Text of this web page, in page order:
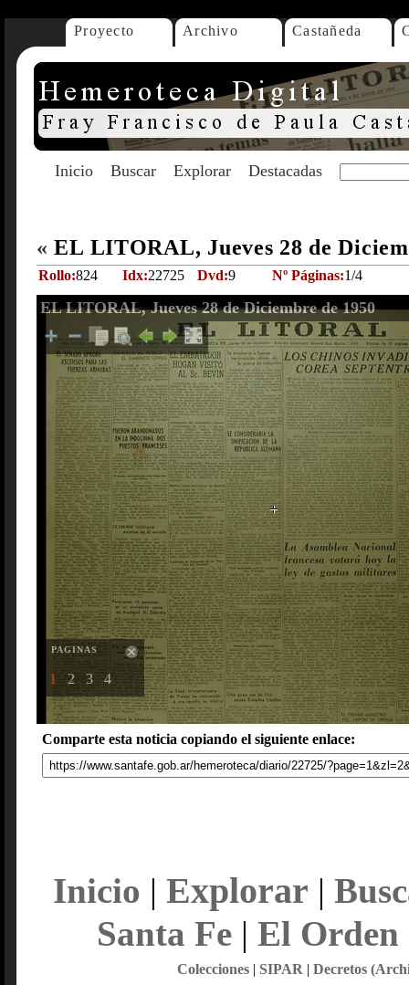
Proyecto Archivo Castañeda
Inicio Buscar Explorar Destacadas
« EL LITORAL, Jueves 28 de
Rollo:824 Idx:22725 Dvd:9 Nº Páginas:1/4
EL LITORAL, Jueves 28 de Diciembre de 1950
PAGINAS
1 2 3 4
Comparte esta noticia copiando el siguiente enlace:
Inicio | Explorar |
Santa Fe| El Orden
Colecciones| SIPAR | Decretos